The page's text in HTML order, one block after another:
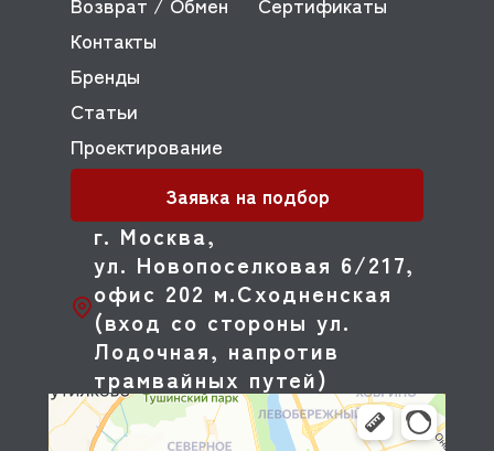
г. Москва,
ул. Новопоселковая 6/217,
офис 202 м.Сходненская
(вход со стороны ул.
Лодочная, напротив
трамвайных путей)
Контакты
Бренды
Статьи
Проектирование
Заявка на подбор